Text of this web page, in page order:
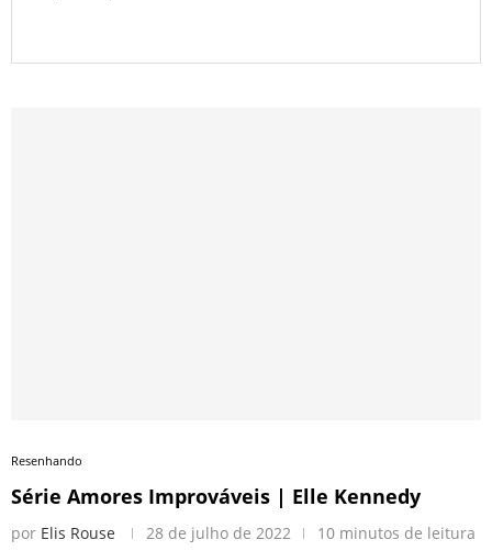
Resenhando
Série Amores Improváveis | Elle Kennedy
por Elis Rouse 28 de julho de 2022 10 minutos de leitura